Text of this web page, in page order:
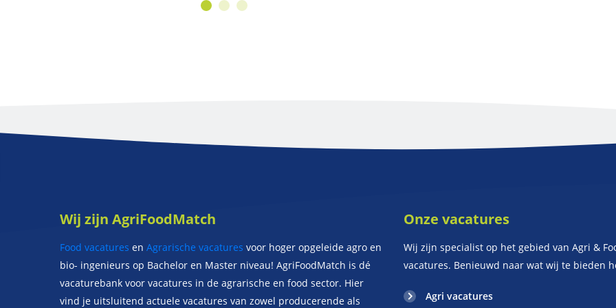
Wij zijn AgriFoodMatch
Food vacatures en Agrarische vacatures voor hoger opgeleide agro en
bio- ingenieurs op Bachelor en Master niveau! AgriFoodMatch is dé
vacaturebank voor vacatures in de agrarische en food sector. Hier
vind je uitsluitend actuele vacatures van zowel producerende als
Onze vacatures
Wij zijn specialist op het gebied van Agri &
vacatures. Benieuwd naar wat wij te bieden
Agri vacatures